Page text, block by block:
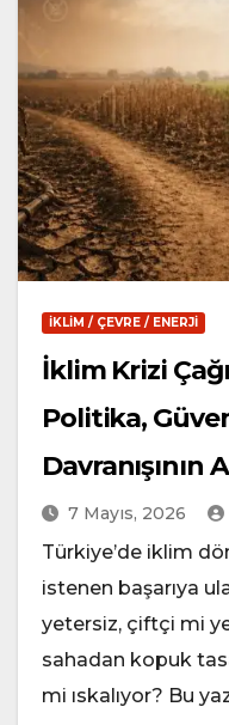
İKLIM / ÇEVRE / ENERJI
İklim Krizi
Politika,
Davranışının
7 Mayıs, 2026
Türkiye’de iklim
istenen başarıya
yetersiz, çiftçi mi
sahadan kopuk
mi ıskalıyor? Bu